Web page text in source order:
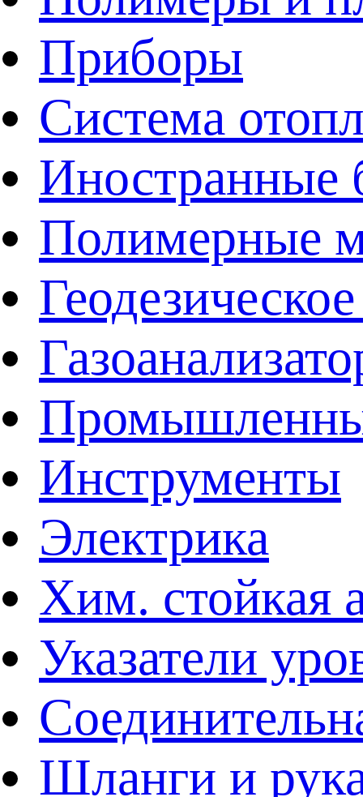
Приборы
Система
Иностранные
Полимерные
Инструменты
Электрика
Хим. стойкая
Указатели
Шланги и